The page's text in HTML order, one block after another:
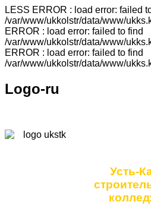
LESS ERROR : load error: failed
/var/www/ukkolstr/data/www/
ERROR : load error: failed to find
/var/www/ukkolstr/data/www/
ERROR : load error: failed to find
/var/www/ukkolstr/data/www/
Logo-ru
Усть-